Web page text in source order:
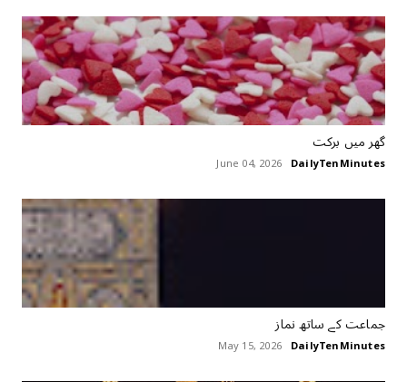
گھر میں برکت
DailyTenMinutes
June 04, 2026
جماعت کے ساتھ نماز
DailyTenMinutes
May 15, 2026